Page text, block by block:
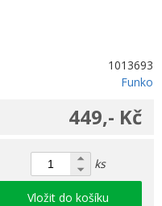
1013693
Funko
449,- Kč
ks
Vložit do košíku